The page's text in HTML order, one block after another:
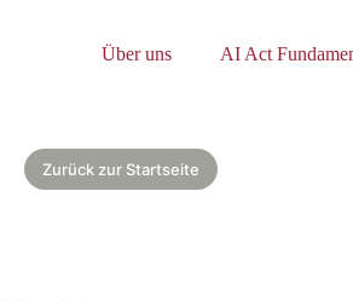
Über uns AI Act
Zurück zur Startseite